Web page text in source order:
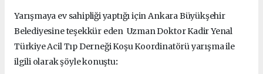
Yarışmaya ev sahipliği yaptığı için Ankara Büyükşehir
Belediyesine teşekkür eden Uzman Doktor Kadir Yenal
Türkiye Acil Tıp Derneği Koşu Koordinatörü yarışma ile
ilgili olarak şöyle konuştu: